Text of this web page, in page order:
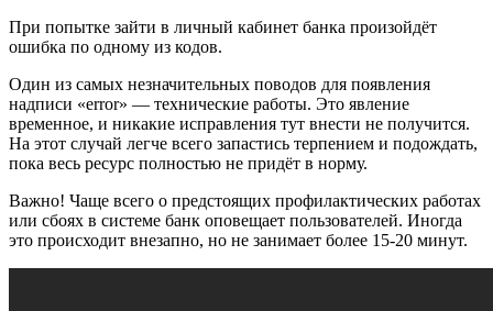
При попытке зайти в личный кабинет банка произойдёт
ошибка по одному из кодов.
Один из самых незначительных поводов для появления
надписи «error» — технические работы. Это явление
временное, и никакие исправления тут внести не получится.
На этот случай легче всего запастись терпением и подождать,
пока весь ресурс полностью не придёт в норму.
Важно! Чаще всего о предстоящих профилактических работах
или сбоях в системе банк оповещает пользователей. Иногда
это происходит внезапно, но не занимает более 15-20 минут.